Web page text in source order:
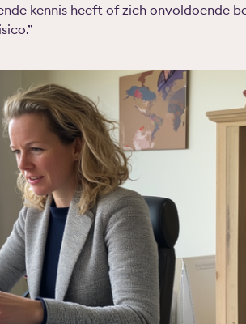
kennis heeft of zich onvoldoende